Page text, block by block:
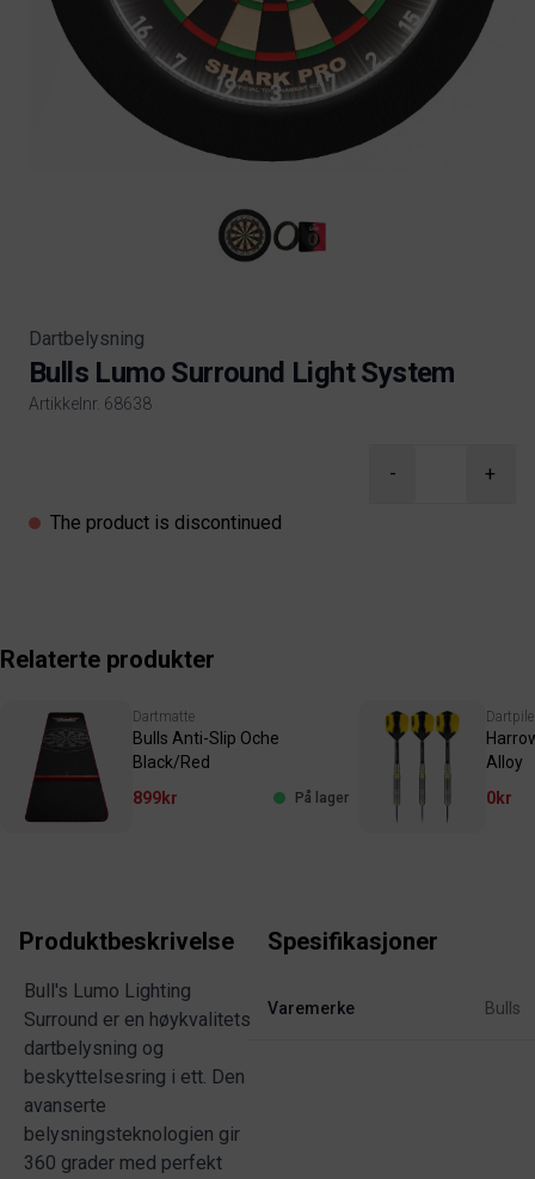
Dartbelysning
Bulls Lumo Surround Light System
Artikkelnr. 68638
- +
The product is discontinued
Relaterte produkter
Dartmatte
Bulls Anti-Slip Oche
Black/Red
899kr
På lager
Alloy
0kr
Produktbeskrivelse
Bull's Lumo Lighting
Surround er en høykvalitets
dartbelysning og
beskyttelsesring i ett. Den
avanserte
belysningsteknologien gir
360 grader med perfekt
Spesifikasjoner
Varemerke Bulls